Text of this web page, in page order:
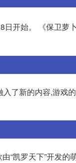
日开始。 《保卫萝
了新的内容,游戏
“凯罗天下”开发的